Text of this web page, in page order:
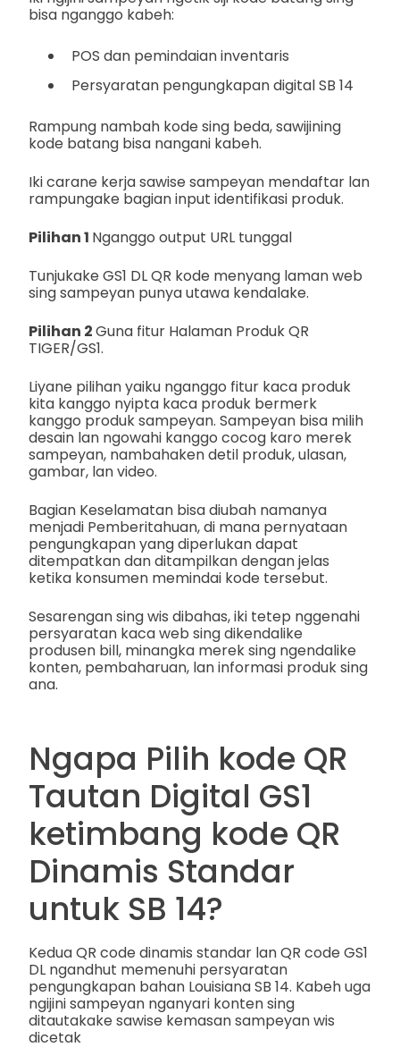
bisa nganggo kabeh:
POS dan pemindaian inventaris
Persyaratan pengungkapan digital SB 14
Rampung nambah kode sing beda, sawijining
kode batang bisa nangani kabeh.
Iki carane kerja sawise sampeyan mendaftar lan
rampungake bagian input identifikasi produk.
Pilihan 1 Nganggo output URL tunggal
Tunjukake GS1 DL QR kode menyang laman web
sing sampeyan punya utawa kendalake.
Pilihan 2Guna fitur Halaman Produk QR
TIGER/GS1.
Liyane pilihan yaiku nganggo fitur kaca produk
kita kanggo nyipta kaca produk bermerk
kanggo produk sampeyan. Sampeyan bisa milih
desain lan ngowahi kanggo cocog karo merek
sampeyan, nambahaken detil produk, ulasan,
gambar, lan video.
Bagian Keselamatan bisa diubah namanya
menjadi Pemberitahuan, di mana pernyataan
pengungkapan yang diperlukan dapat
ditempatkan dan ditampilkan dengan jelas
ketika konsumen memindai kode tersebut.
Sesarengan sing wis dibahas, iki tetep nggenahi
persyaratan kaca web sing dikendalike
produsen bill, minangka merek sing ngendalike
konten, pembaharuan, lan informasi produk sing
ana.
Ngapa Pilih kode QR
Tautan Digital GS1
ketimbang kode QR
Dinamis Standar
untuk SB 14?
Kedua QR code dinamis standar lan QR code GS1
DL ngandhut memenuhi persyaratan
pengungkapan bahan Louisiana SB 14. Kabeh uga
ngijini sampeyan nganyari konten sing
ditautakake sawise kemasan sampeyan wis
dicetak